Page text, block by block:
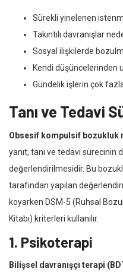
Sürekli yinelenen
Takıntılı davranışlar
Sosyal ilişkilerde
Kendi düşüncelerinden
Gündelik işlerin çok
Tanı ve Tedavi
Obsesif kompulsif bozukluk
yanıt, tanı ve tedavi sürecinin
değerlendirilmesidir. Bu
tarafından yapılan
koyarken DSM-5 (Ruhsal
Kitabı) kriterleri kullanılır.
1. Psikoterapi
Bilişsel davranışçı terapi